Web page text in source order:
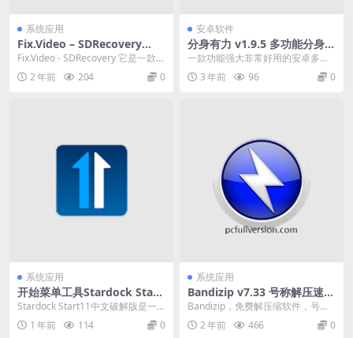
系统应用
Fix.Video – SDRecovery
（视频数据恢复软件 ）v2.2
英文破解版
Fix.Video - SDRecovery 它是一款旨
在帮助您从损坏或删除的 ...
2 年前 204 0
安卓软件
分身有力 v1.9.5 多功能分身多
开软件，支持各种机型，解锁
高级版
一款功能强大非常好用的安卓多功
能分身多开软件，能够支持各种机
型，如华为、小米、v...
3 年前 96 0
系统应用
开始菜单工具Stardock Start
11 v2.52.3 破解版
Stardock Start11中文破解版是一
款Win11开始菜单工具软件,St...
1 年前 114 0
系统应用
Bandizip v7.33 号称解压速度
最快的解压缩软件 专业破解版
Bandizip，免费解压缩软件，号称
解压速度最快的压缩和解压缩文件
管理器。支持...
2 年前 466 0